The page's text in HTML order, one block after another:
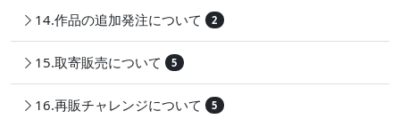
14.作品の追加発注について 2
15.取寄販売について 5
16.再販チャレンジについて 5